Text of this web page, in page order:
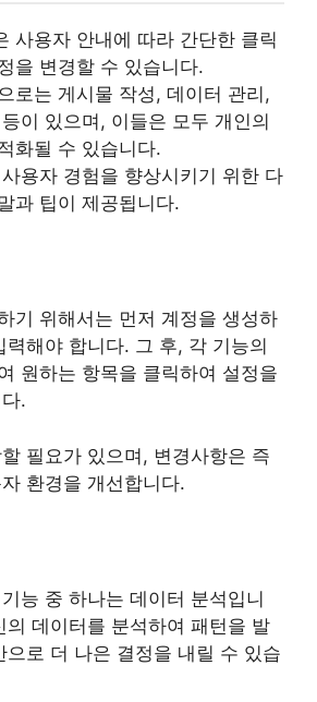
사용자 안내에 따라 간단한 클릭
을 변경할 수 있습니다.
로는 게시물 작성, 데이터 관리,
이 있으며, 이들은 모두 개인의
화될 수 있습니다.
용자 경험을 향상시키기 위한 다
과 팁이 제공됩니다.
기 위해서는 먼저 계정을 생성하
력해야 합니다. 그 후, 각 기능의
원하는 항목을 클릭하여 설정을
.
필요가 있으며, 변경사항은 즉
환경을 개선합니다.
능 중 하나는 데이터 분석입니
의 데이터를 분석하여 패턴을 발
으로 더 나은 결정을 내릴 수 있습